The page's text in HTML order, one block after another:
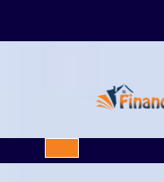
Open
Button